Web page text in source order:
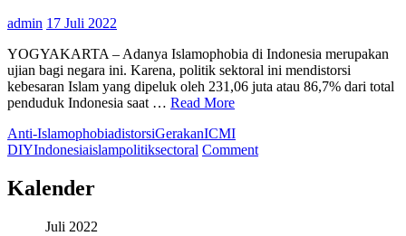
admin 17 Juli 2022
YOGYAKARTA – Adanya Islamophobia di Indonesia merupakan
ujian bagi negara ini. Karena, politik sektoral ini mendistorsi
kebesaran Islam yang dipeluk oleh 231,06 juta atau 86,7% dari total
penduduk Indonesia saat … Read More
Anti-IslamophobiadistorsiGerakanICMI
DIYIndonesiaislampolitiksectoral Commenton
Kalender
Juli 2022